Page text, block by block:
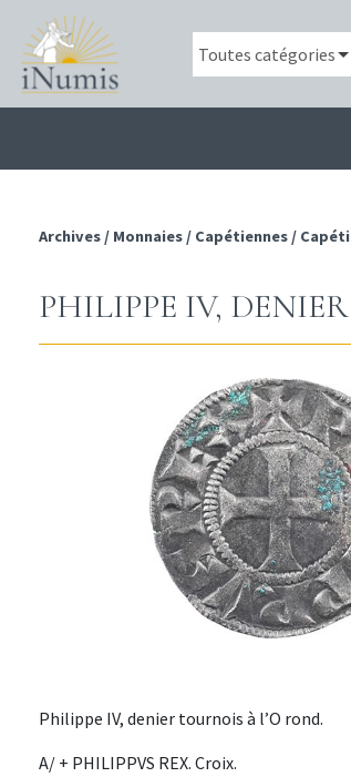
Archives / Monnaies / Capétiennes /
PHILIPPE IV,
Philippe IV, denier tournois à l’O rond.
A/ + PHILIPPVS REX. Croix.